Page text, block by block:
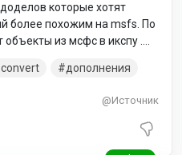
которые хотят
более похожим на msfs. По
из мсфс в икспу .
convert дополнения
@Источник